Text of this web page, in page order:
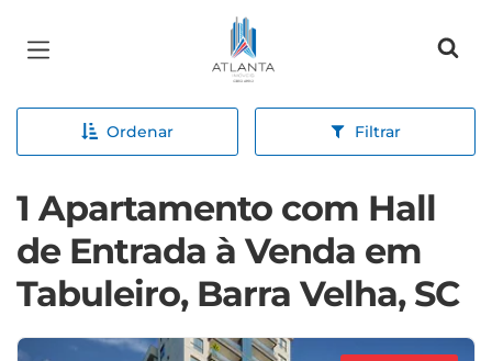
Página inicial
Ordenar Filtrar
1 Apartamento com Hall
de Entrada à Venda em
Tabuleiro, Barra Velha, SC